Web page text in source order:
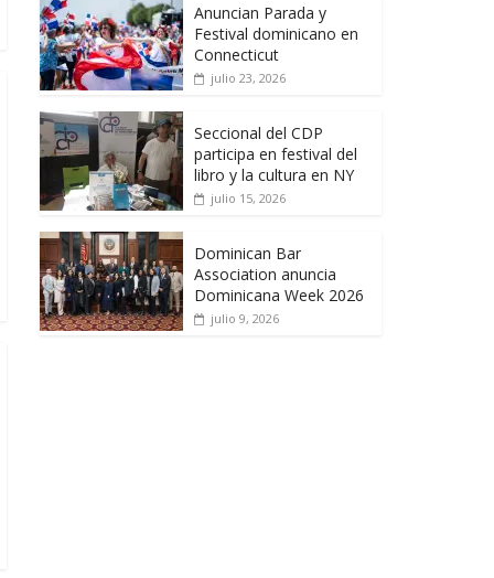
Anuncian Parada y
Festival dominicano en
Connecticut
julio 23, 2026
Seccional del CDP
participa en festival del
libro y la cultura en NY
julio 15, 2026
Dominican Bar
Association anuncia
Dominicana Week 2026
julio 9, 2026